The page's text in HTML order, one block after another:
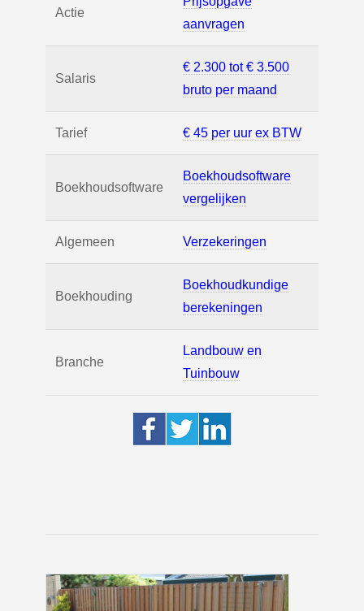
Actie
aanvragen
Salaris
€ 2.300 tot € 3.500
bruto per maand
Tarief € 45 per uur ex BTW
Boekhoudsoftware
Boekhoudsoftware
vergelijken
Algemeen Verzekeringen
Boekhouding
Boekhoudkundige
berekeningen
Branche
Landbouw en
Tuinbouw